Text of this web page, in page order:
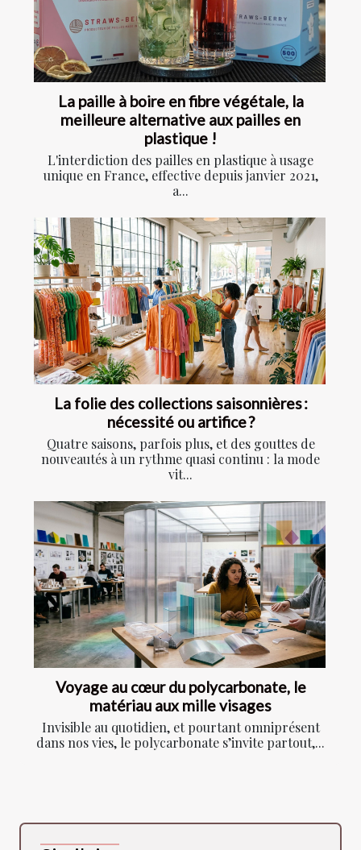
La paille à boire en fibre végétale, la
meilleure alternative aux pailles en
plastique !
L'interdiction des pailles en plastique à usage
unique en France, effective depuis janvier 2021,
a...
La folie des collections saisonnières :
nécessité ou artifice ?
Quatre saisons, parfois plus, et des gouttes de
nouveautés à un rythme quasi continu : la mode
vit...
Voyage au cœur du polycarbonate, le
matériau aux mille visages
Invisible au quotidien, et pourtant omniprésent
dans nos vies, le polycarbonate s’invite partout,...